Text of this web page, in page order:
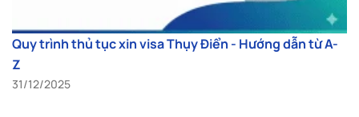
Quy trình thủ tục xin visa Thụy Điển - Hướng dẫn từ A-
Z
31/12/2025